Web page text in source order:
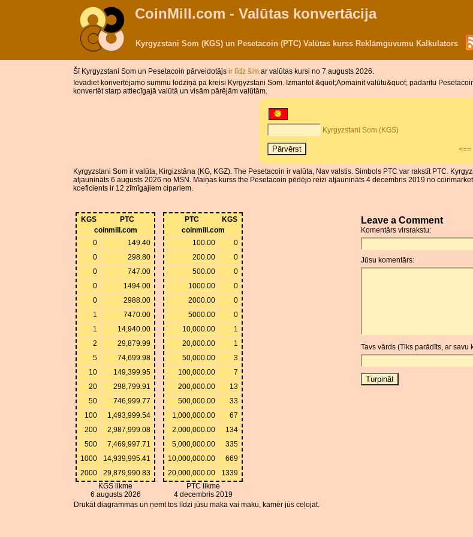
CoinMill.com - Valūtas konvertācija
Kyrgyzstani Som (KGS) un Pesetacoin (PTC) Valūtas kurss Reklāmguvumu Kalkulators
Šī Kyrgyzstani Som un Pesetacoin pārveidotājs ir līdz šim ar valūtas kursi no 7 augusts 2026.
Ievadiet konvertējamo summu lodziņā pa kreisi Kyrgyzstani Som. Izmantot &quot;Apmainīt valūtu&quot; padarītu
konvertēt starp attiecīgajā valūtā un visām pārējām valūtām.
Kyrgyzstani Som (KGS)
<==
Kyrgyzstani Som ir valūta, Kirgizstāna (KG, KGZ). The Pesetacoin ir valūta, Nav valstis. Simbols PTC var rakstīt PTC.
atjaunināts 6 augusts 2026 no MSN. Maiņas kurss the Pesetacoin pēdējo reizi atjaunināts 4 decembris 2019 no
koeficients ir 12 zīmīgajiem cipariem.
KGS
PTC
coinmill.com
0
149.40
0
298.80
0
747.00
0
1494.00
0
2988.00
1
7470.00
1
14,940.00
2
29,879.99
5
74,699.98
10
149,399.95
20
298,799.91
50
746,999.77
100
1,493,999.54
200
2,987,999.08
500
7,469,997.71
1000
14,939,995.41
2000
29,879,990.83
KGS likme
6 augusts 2026
PTC
KGS
coinmill.com
100.00
0
200.00
0
500.00
0
1000.00
0
2000.00
0
5000.00
0
10,000.00
1
20,000.00
1
50,000.00
3
100,000.00
7
200,000.00
13
500,000.00
33
1,000,000.00
67
2,000,000.00
134
5,000,000.00
335
10,000,000.00
669
20,000,000.00
1339
PTC likme
4 decembris 2019
Drukāt diagrammas un ņemt tos līdzi jūsu maka vai maku, kamēr jūs ceļojat.
Leave a Comment
Komentārs virsrakstu:
Jūsu komentārs:
Tavs vārds (Tiks parādīts, ar savu